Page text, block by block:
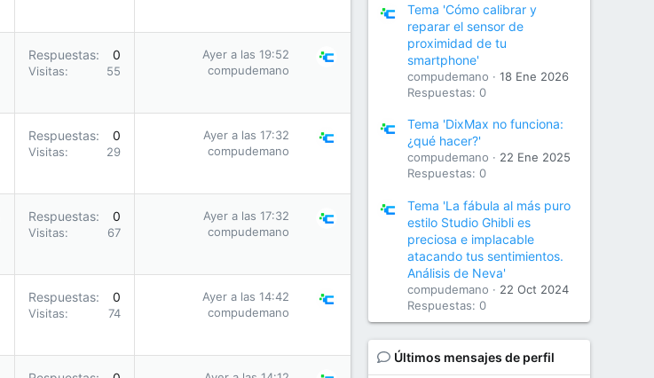
Respuestas 0
Visitas 55
Ayer a las 19:52
compudemano
Respuestas 0
Visitas 29
Ayer a las 17:32
compudemano
Respuestas 0
Visitas 67
Ayer a las 17:32
compudemano
Respuestas 0
Visitas 74
Ayer a las 14:42
compudemano
Tema 'Cómo calibrar y
reparar el sensor de
proximidad de tu
smartphone'
compudemano
18 Ene 2026
Respuestas: 0
Tema 'DixMax no funciona:
¿qué hacer?'
compudemano
22 Ene 2025
Respuestas: 0
Tema 'La fábula al más puro
estilo Studio Ghibli es
preciosa e implacable
atacando tus sentimientos.
Análisis de Neva'
compudemano
22 Oct 2024
Respuestas: 0
Últimos mensajes de perfil